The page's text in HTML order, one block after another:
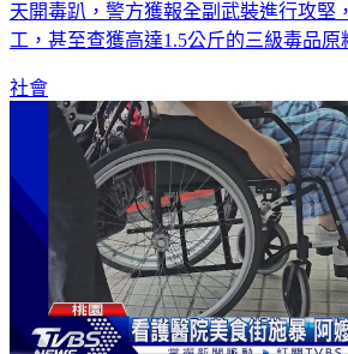
天開毒趴，警方獲報全副武裝進行攻堅
工，甚至查獲高達1.5公斤的三級毒品原
社會